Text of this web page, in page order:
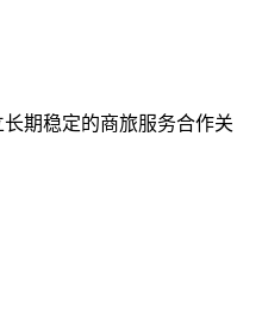
期稳定的商旅服务合作关